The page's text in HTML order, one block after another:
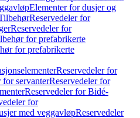
Elementer for dusjer og
Reservedeler for
Reservedeler for
for prefabrikerte
for prefabrikerte
Reservedeler for
for servanterReservedeler for
Reservedeler for Bidé-
for
med veggavløpReservedeler